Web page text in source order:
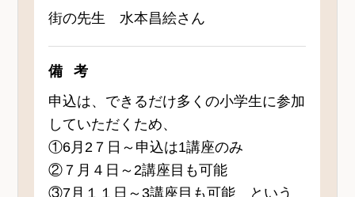
街の先生 水本昌絵さん
備考
申込は、できるだけ多くの小学生に参加
していただくため、
①6月2７日～申込は1講座のみ
②７月４日～2講座目も可能
③7月１１日～3講座目も可能 という